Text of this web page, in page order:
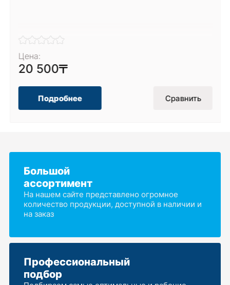
Цена:
20 500
Подробнее Сравнить
Большой
ассортимент
На нашем сайте представлено огромное
количество продукции, доступной в наличии и
на заказ
Профессиональный
подбор